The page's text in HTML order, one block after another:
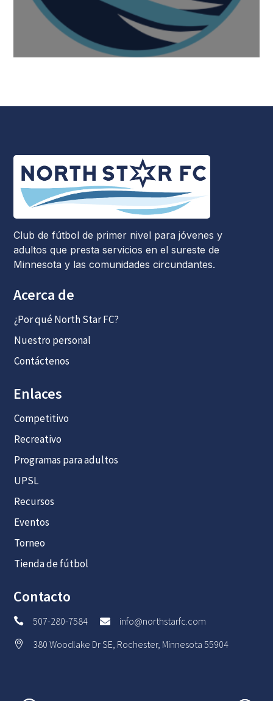
Club de fútbol de primer nivel para jóvenes y
adultos que presta servicios en el sureste de
Minnesota y las comunidades circundantes.
Acerca de
¿Por qué North Star FC?
Nuestro personal
Contáctenos
Enlaces
Competitivo
Recreativo
Programas para adultos
UPSL
Recursos
Eventos
Torneo
Tienda de fútbol
Contacto
 507-280-7584  info@northstarfc.com
 380 Woodlake Dr SE, Rochester, Minnesota 55904